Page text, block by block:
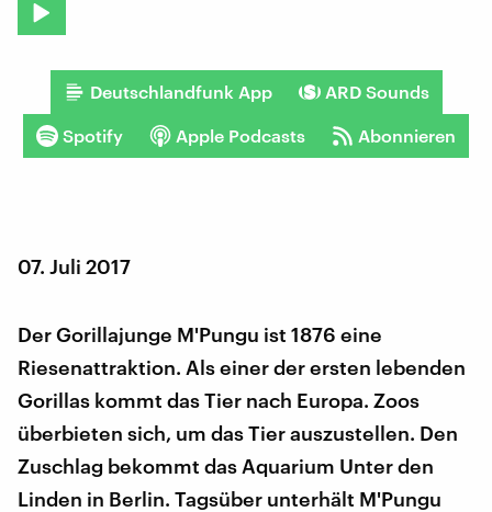
Deutschlandfunk App ARD Sounds
Spotify Apple Podcasts Abonnieren
07. Juli 2017
Der Gorillajunge M'Pungu ist 1876 eine
Riesenattraktion. Als einer der ersten lebenden
Gorillas kommt das Tier nach Europa. Zoos
überbieten sich, um das Tier auszustellen. Den
Zuschlag bekommt das Aquarium Unter den
Linden in Berlin. Tagsüber unterhält M'Pungu